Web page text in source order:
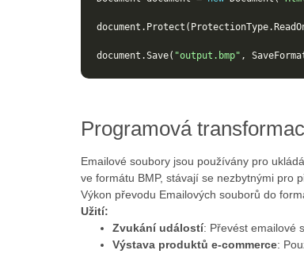
document . Protect ( ProtectionType.
document .Save( "output.bmp" ,
Programová
Emailové soubory jsou používány pro
ve formátu BMP, stávají se nezbytnými pro
Výkon převodu Emailových souborů do
Užití:
Zvukání událostí: Převést emailové
Výstava produktů e-commerce: